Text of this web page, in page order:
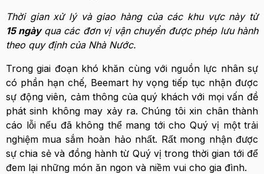
Thời gian xử lý và giao hàng của các khu vực này từ
15 ngày qua các đơn vị vận chuyển được phép lưu hành
theo quy định của Nhà Nước.
Trong giai đoạn khó khăn cùng với nguồn lực nhân sự
có phần hạn chế, Beemart hy vọng tiếp tục nhận được
sự động viên, cảm thông của quý khách với mọi vấn đề
phát sinh không may xảy ra. Chúng tôi xin chân thành
cáo lỗi nếu đã không thể mang tới cho Quý vị một trải
nghiệm mua sắm hoàn hảo nhất. Rất mong nhận được
sự chia sẻ và đồng hành từ Quý vị trong thời gian tới để
đem lại những món ăn ngon và niềm vui cho gia đình.